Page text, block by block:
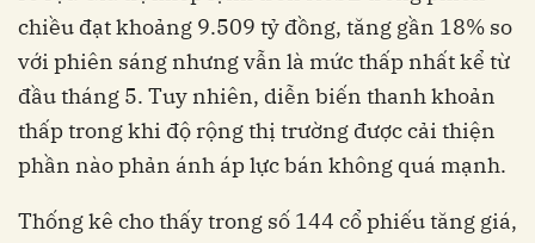
chiều đạt khoảng 9.509 tỷ đồng, tăng gần 18% so
với phiên sáng nhưng vẫn là mức thấp nhất kể từ
đầu tháng 5. Tuy nhiên, diễn biến thanh khoản
thấp trong khi độ rộng thị trường được cải thiện
phần nào phản ánh áp lực bán không quá mạnh.
Thống kê cho thấy trong số 144 cổ phiếu tăng giá,